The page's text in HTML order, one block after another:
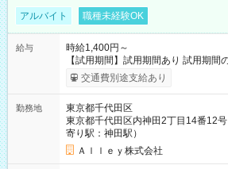
アルバイト 職種未経験OK
給与
時給1,400円～
【試用期間】試用期間あり 試用期間
給与は本採用時と同じです。
交通費別途支給あり
勤務地
東京都千代田区
東京都千代田区内神田2丁目14番12
寄り駅：神田駅）
Ａｌｌｅｙ株式会社